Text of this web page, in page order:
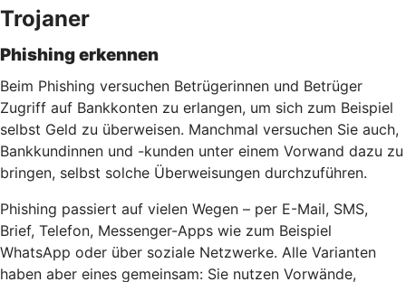
Trojaner
Phishing erkennen
Beim Phishing versuchen Betrügerinnen und Betrüger
Zugriff auf Bankkonten zu erlangen, um sich zum Beispiel
selbst Geld zu überweisen. Manchmal versuchen Sie auch,
Bankkundinnen und -kunden unter einem Vorwand dazu zu
bringen, selbst solche Überweisungen durchzuführen.
Phishing passiert auf vielen Wegen – per E-Mail, SMS,
Brief, Telefon, Messenger-Apps wie zum Beispiel
WhatsApp oder über soziale Netzwerke. Alle Varianten
haben aber eines gemeinsam: Sie nutzen Vorwände,